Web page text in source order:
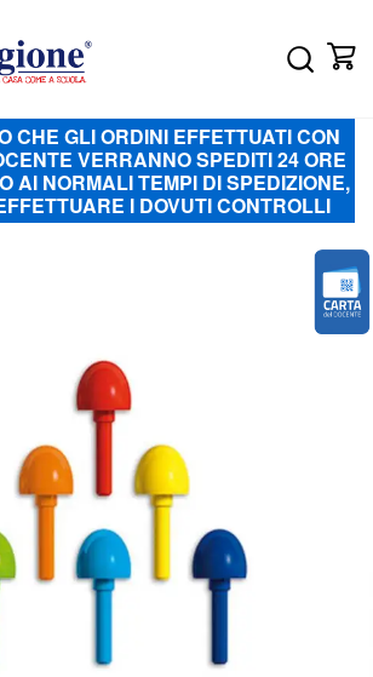
CHE GLI ORDINI EFFETTUATI CON
VERRANNO SPEDITI 24 ORE
AI NORMALI TEMPI DI SPEDIZIONE,
I DOVUTI CONTROLLI